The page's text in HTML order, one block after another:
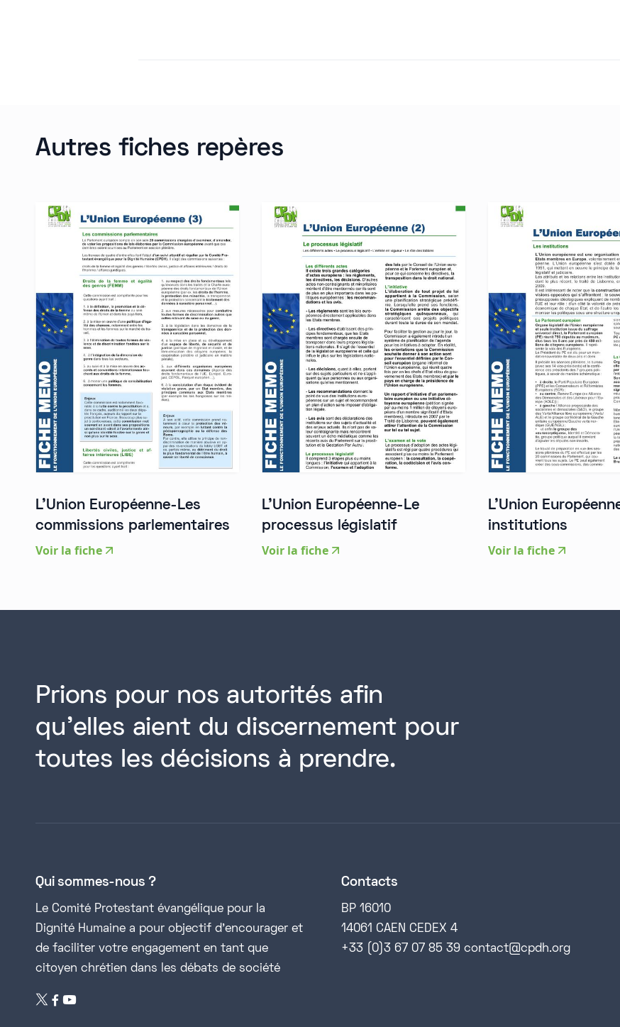
Autres fiches repères
L'Union Européenne-Les
commissions parlementaires
Voir la fiche
L'Union Européenne-Le
processus législatif
Voir la fiche
L'Union
institutions
Voir la fiche
Prions pour nos autorités afin
qu'elles aient du discernement pour
toutes les décisions à prendre.
Qui sommes-nous ?
Le Comité Protestant évangélique pour la
Dignité Humaine a pour objectif d’encourager et
de faciliter votre engagement en tant que
citoyen chrétien dans les débats de société
 
Contacts
BP 16010
14061 CAEN CEDEX 4
+33 (0)3 67 07 85 39 contact@cpdh.org